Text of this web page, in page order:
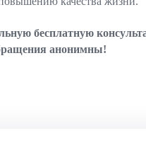
бесплатную
анонимны!